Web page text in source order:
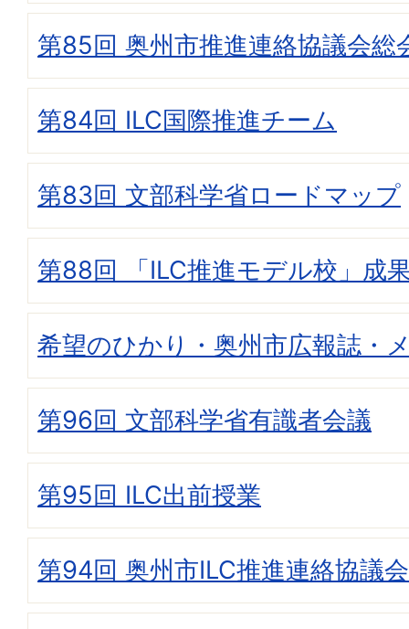
第85回 奥州市推進連絡協議会総
第84回 ILC国際推進チーム
第83回 文部科学省ロードマップ
第88回 「ILC推進モデル校」成
希望のひかり・奥州市広報誌・
第96回 文部科学省有識者会議
第95回 ILC出前授業
第94回 奥州市ILC推進連絡協議会